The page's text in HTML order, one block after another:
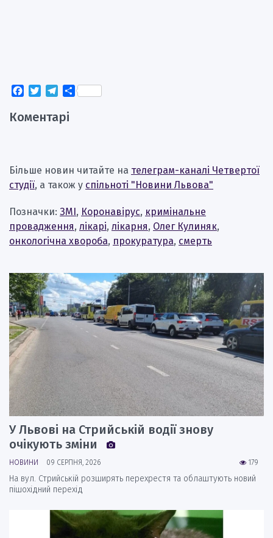
Facebook
TwitterTelegram
Поділитися
Коментарі
Більше новин читайте на телеграм-каналі Четвертої
студії, а також у спільноті "Новини Львова"
Позначки: ЗМІ, Коронавірус, кримінальне
провадження, лікарі, лікарня, Олег Кулиняк,
онкологічна хвороба, прокуратура, смерть
У Львові на Стрийській водії знову
очікують зміни
179
НОВИНИ 09 СЕРПНЯ, 2026
На вул. Стрийській розширять перехрестя та облаштують новий
пішохідний перехід